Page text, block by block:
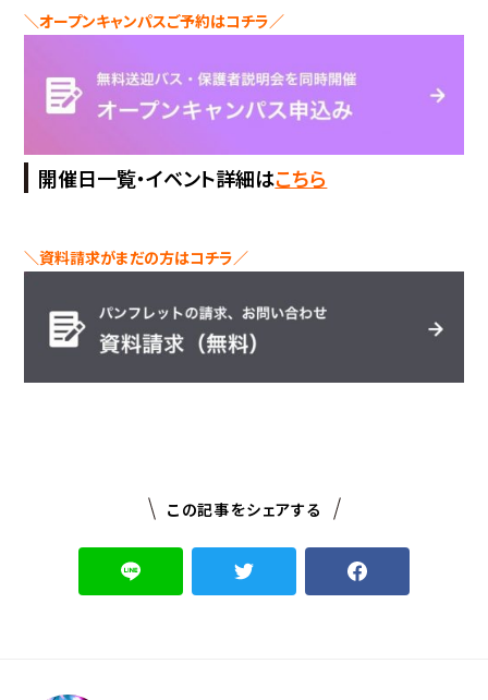
＼オープンキャンパスご予約はコチラ／
開催日一覧・イベント詳細はこちら
＼資料請求がまだの方はコチラ／
この記事をシェアする